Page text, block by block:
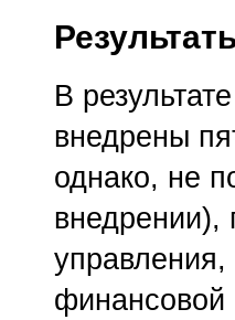
В
внедрены
однако, не
финансовой